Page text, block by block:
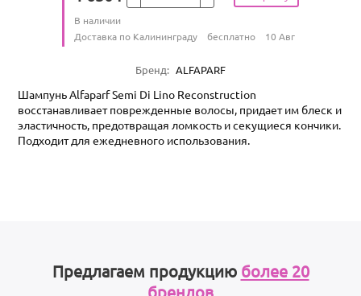
Количество
В наличии
Условия доставки
Доставка по Калининграду бесплатно 10 Авг
Характеристики
Бренд: ALFAPARF
Шампунь Alfaparf Semi Di Lino Reconstruction
восстанавливает поврежденные волосы, придает им блеск и
эластичность, предотвращая ломкость и секущиеся кончики.
Подходит для ежедневного использования.
Предлагаем продукцию более 20
брендов